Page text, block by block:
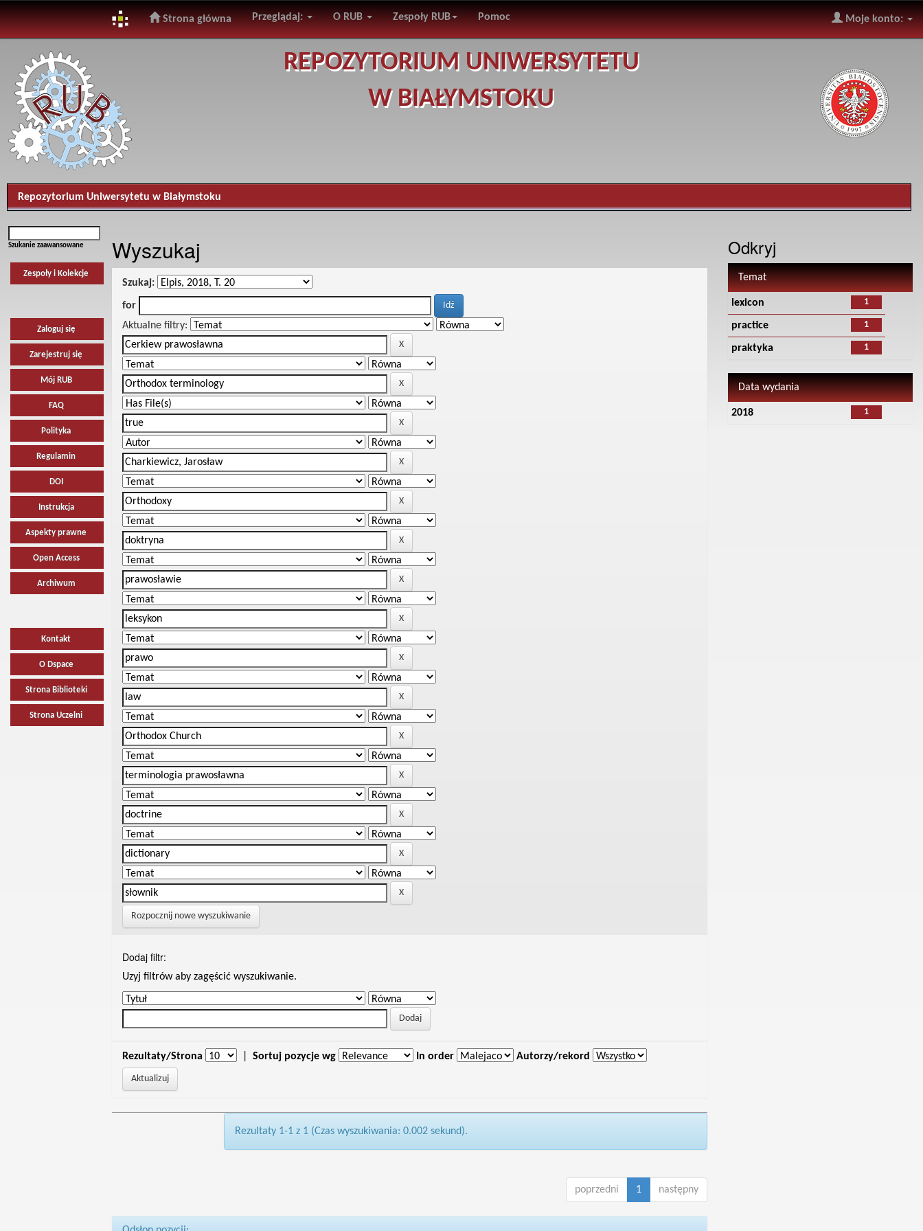
navigation
Strona główna Przeglądaj: O RUB Zespoły RUB Pomoc Moje konto:
REPOZYTORIUM UNIWERSYTETU
W BIAŁYMSTOKU
Repozytorium Uniwersytetu w Białymstoku
Szukanie zaawansowane
Zespoły i Kolekcje
Zaloguj się
Zarejestruj się
Mój RUB
FAQ
Polityka
Regulamin
DOI
Instrukcja
Aspekty prawne
Open Access
Archiwum
Kontakt
O Dspace
Strona Biblioteki
Strona Uczelni
Wyszukaj
Szukaj:
for
Aktualne filtry:
Rozpocznij nowe wyszukiwanie
Dodaj filtr:
Uzyj filtrów aby zagęścić wyszukiwanie.
Rezultaty/Strona Sortuj pozycje wg In order Autorzy/rekord
Rezultaty 1-1 z 1 (Czas wyszukiwania: 0.002 sekund).
poprzedni 1 następny
Odkryj
Temat
1
lexicon
1
practice
1
praktyka
Data wydania
1
2018